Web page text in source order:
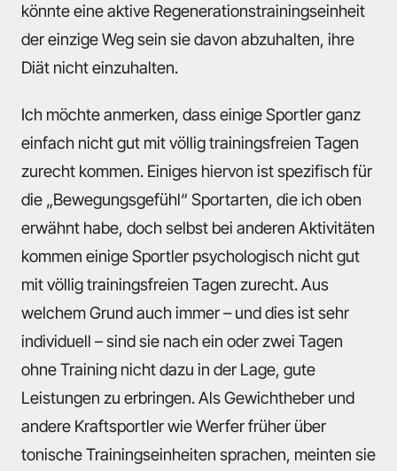
könnte eine aktive Regenerationstrainingseinheit
der einzige Weg sein sie davon abzuhalten, ihre
Diät nicht einzuhalten.
Ich möchte anmerken, dass einige Sportler ganz
einfach nicht gut mit völlig trainingsfreien Tagen
zurecht kommen. Einiges hiervon ist spezifisch für
die „Bewegungsgefühl“ Sportarten, die ich oben
erwähnt habe, doch selbst bei anderen Aktivitäten
kommen einige Sportler psychologisch nicht gut
mit völlig trainingsfreien Tagen zurecht. Aus
welchem Grund auch immer – und dies ist sehr
individuell – sind sie nach ein oder zwei Tagen
ohne Training nicht dazu in der Lage, gute
Leistungen zu erbringen. Als Gewichtheber und
andere Kraftsportler wie Werfer früher über
tonische Trainingseinheiten sprachen, meinten sie